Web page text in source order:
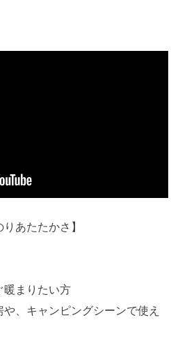
あたたかさ】
暖まりたい方
、キャンピングシーンで使え